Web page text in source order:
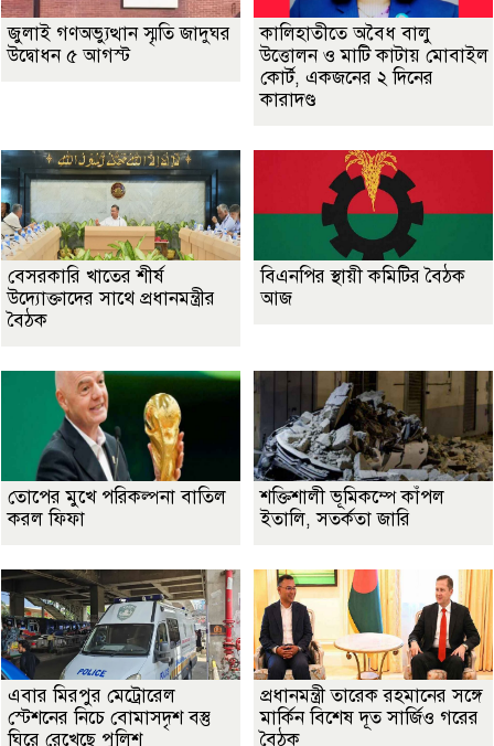
জুলাই গণঅভ্যুত্থান স্মৃতি জাদুঘর
উদ্বোধন ৫ আগস্ট
কালিহাতীতে অবৈধ বালু
উত্তোলন ও মাটি কাটায় মোবাইল
কোর্ট, একজনের ২ দিনের
কারাদণ্ড
বেসরকারি খাতের শীর্ষ
উদ্যোক্তাদের সাথে প্রধানমন্ত্রীর
বৈঠক
বিএনপির স্থায়ী কমিটির বৈঠক
আজ
তোপের মুখে পরিকল্পনা বাতিল
করল ফিফা
শক্তিশালী ভূমিকম্পে কাঁপল
ইতালি, সতর্কতা জারি
এবার মিরপুর মেট্রোরেল
স্টেশনের নিচে বোমাসদৃশ বস্তু
ঘিরে রেখেছে পুলিশ
প্রধানমন্ত্রী তারেক রহমানের সঙ্গে
মার্কিন বিশেষ দূত সার্জিও গরের
বৈঠক